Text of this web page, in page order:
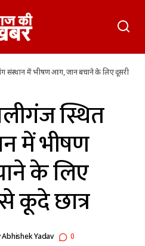
संस्थान में भीषण आग, जान बचाने के लिए दूसरी
स्थित
में भीषण
के लिए
कूदे छात्र
Abhishek Yadav 0